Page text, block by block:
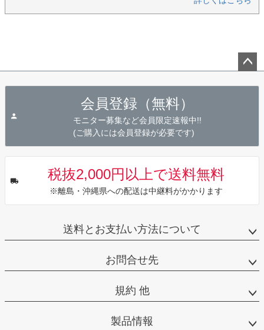
会員登録（無料）
モニター募集など会員限定速報中!!
(ご購入には会員登録が必要です)
税抜2,000円以上で送料無料
※離島・沖縄県への配送は中継料がかかります
送料とお支払い方法について
お問合せ先
規約 他
製品情報